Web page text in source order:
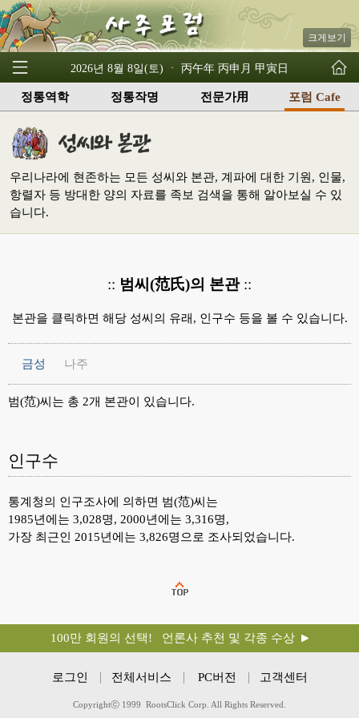
크게보기
2026년 8월 8일(토) ㆍ 丙午年 丙申月 甲寅日
정통역학 정통작명 전문가用 포럼 Cafe
우리나라에 현존하는 모든 성씨와 본관, 계파에 대한 기원, 인물,
항렬자 등 방대한 양의 자료를 족보 검색을 통해 알아보실 수 있
습니다.
:: 범씨(范氏)의 본관::
본관을 클릭하면 해당 성씨의 유래, 인구수 등을 볼 수 있습니다.
금성 나주
범(范)씨는 총 2개 본관이 있습니다.
인구수
통계청의 인구조사에 의하면 범(范)씨는
1985년에는 3,028명, 2000년에는 3,316명,
가장 최근인 2015년에는 3,826명으로 조사되었습니다.
100만 회원의 선택! 언론사 추천 및 각종 수상
로그인 전체서비스 PC버전 고객센터
Copyrightⓒ 1999 RootsClick Corp. All Rights Reserved.